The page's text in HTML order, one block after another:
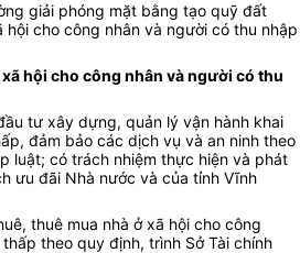
giải phóng mặt bằng tạo quỹ đất
cho công nhân và người có thu nhập
hội cho công nhân và người có thu
tư xây dựng, quản lý vận hành khai
đảm bảo các dịch vụ và an ninh theo
luật; có trách nhiệm thực hiện và phát
ưu đãi Nhà nước và của tỉnh Vĩnh
thuê mua nhà ở xã hội cho công
theo quy định, trình Sở Tài chính